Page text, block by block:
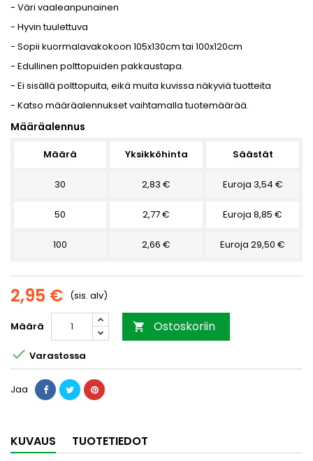
- Väri vaaleanpunainen
- Hyvin tuulettuva
- Sopii kuormalavakokoon 105x130cm tai 100x120cm
- Edullinen polttopuiden pakkaustapa.
- Ei sisällä polttopuita, eikä muita kuvissa näkyviä tuotteita
- Katso määräalennukset vaihtamalla tuotemäärää.
Määräalennus
Määrä Yksikköhinta Säästät
30 2,83 € Euroja 3,54 €
50 2,77 € Euroja 8,85 €
100 2,66 € Euroja 29,50 €
2,95 € (sis. alv)
Määrä  Ostoskoriin
 Varastossa
Jaa
KUVAUS TUOTETIEDOT